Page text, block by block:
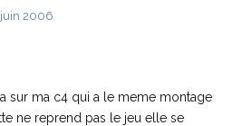
juin 2006
sur ma c4 qui a le meme montage
ne reprend pas le jeu elle se